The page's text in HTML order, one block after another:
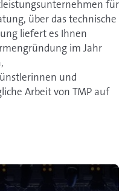
für
über das technische
liefert es Ihnen
im Jahr
und
Arbeit von TMP auf